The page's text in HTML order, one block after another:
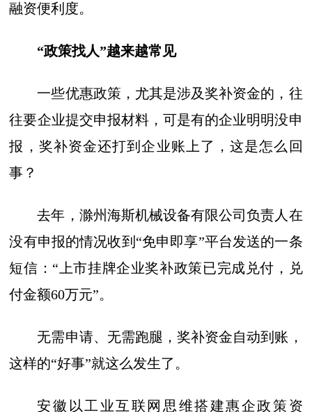
融资便利度。
“政策找人”越来越常见
一些优惠政策，尤其是涉及奖补资金的，往
往要企业提交申报材料，可是有的企业明明没申
报，奖补资金还打到企业账上了，这是怎么回
事？
去年，滁州海斯机械设备有限公司负责人在
没有申报的情况收到“免申即享”平台发送的一条
短信：“上市挂牌企业奖补政策已完成兑付，兑
付金额60万元”。
无需申请、无需跑腿，奖补资金自动到账，
这样的“好事”就这么发生了。
安徽以工业互联网思维搭建惠企政策资